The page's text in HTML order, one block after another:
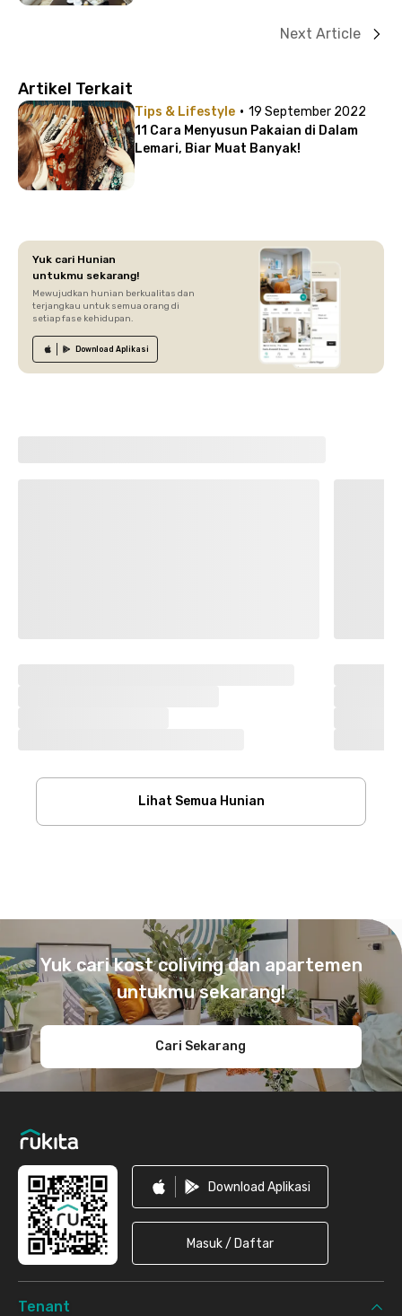
Next Article
Artikel Terkait
Tips & Lifestyle · 19 September 2022
11 Cara Menyusun Pakaian di Dalam
Lemari, Biar Muat Banyak!
Yuk cari Hunian
untukmu sekarang!
Mewujudkan hunian berkualitas dan
terjangkau untuk semua orang di
setiap fase kehidupan.
Download Aplikasi
Lihat Semua Hunian
Yuk cari kost coliving dan apartemen
untukmu sekarang!
Cari Sekarang
Download Aplikasi
Masuk / Daftar
Tenant